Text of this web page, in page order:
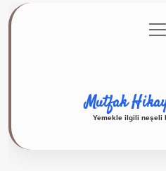
Gizlilik
aç
Mutfak
Yemekle ilgili neşeli